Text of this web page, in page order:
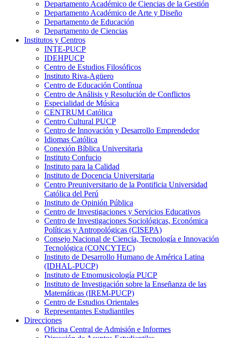
Departamento Académico de Ciencias de la Gestión
Departamento Académico de Arte y Diseño
Departamento de Educación
Departamento de Ciencias
Institutos y Centros
INTE-PUCP
IDEHPUCP
Centro de Estudios Filosóficos
Instituto Riva-Agüero
Centro de Educación Contínua
Centro de Análisis y Resolución de Conflictos
Especialidad de Música
CENTRUM Católica
Centro Cultural PUCP
Centro de Innovación y Desarrollo Emprendedor
Idiomas Católica
Conexión Bíblica Universitaria
Instituto Confucio
Instituto para la Calidad
Instituto de Docencia Universitaria
Centro Preuniversitario de la Pontificia Universidad
Católica del Perú
Instituto de Opinión Pública
Centro de Investigaciones y Servicios Educativos
Centro de Investigaciones Sociológicas, Económica
Políticas y Antropológicas (CISEPA)
Consejo Nacional de Ciencia, Tecnología e Innovación
Tecnológica (CONCYTEC)
Instituto de Desarrollo Humano de América Latina
(IDHAL-PUCP)
Instituto de Etnomusicología PUCP
Instituto de Investigación sobre la Enseñanza de las
Matemáticas (IREM-PUCP)
Centro de Estudios Orientales
Representantes Estudiantiles
Direcciones
Oficina Central de Admisión e Informes